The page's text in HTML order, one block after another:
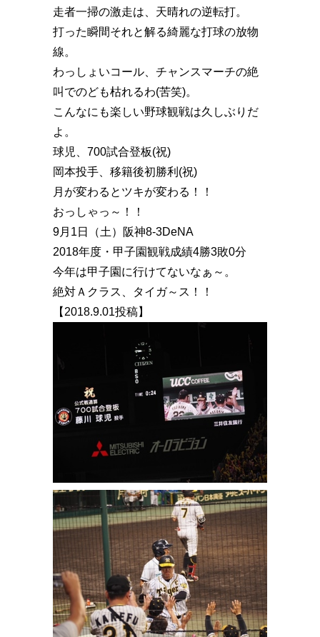
走者一掃の激走は、天晴れの逆転打。
打った瞬間それと解る綺麗な打球の放物
線。
わっしょいコール、チャンスマーチの絶
叫でのども枯れるわ(苦笑)。
こんなにも楽しい野球観戦は久しぶりだ
よ。
球児、700試合登板(祝)
岡本投手、移籍後初勝利(祝)
月が変わるとツキが変わる！！
おっしゃっ～！！
9月1日（土）阪神8-3DeNA
2018年度・甲子園観戦成績4勝3敗0分
今年は甲子園に行けてないなぁ～。
絶対Ａクラス、タイガ～ス！！
【2018.9.01投稿】